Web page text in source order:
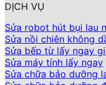
DỊCH VỤ
Sửa robot hút bụi lau
Sửa nồi chiên không
Sửa bếp từ lấy ngay
Sửa máy tính lấy ngay
Sửa chữa bảo dưỡng